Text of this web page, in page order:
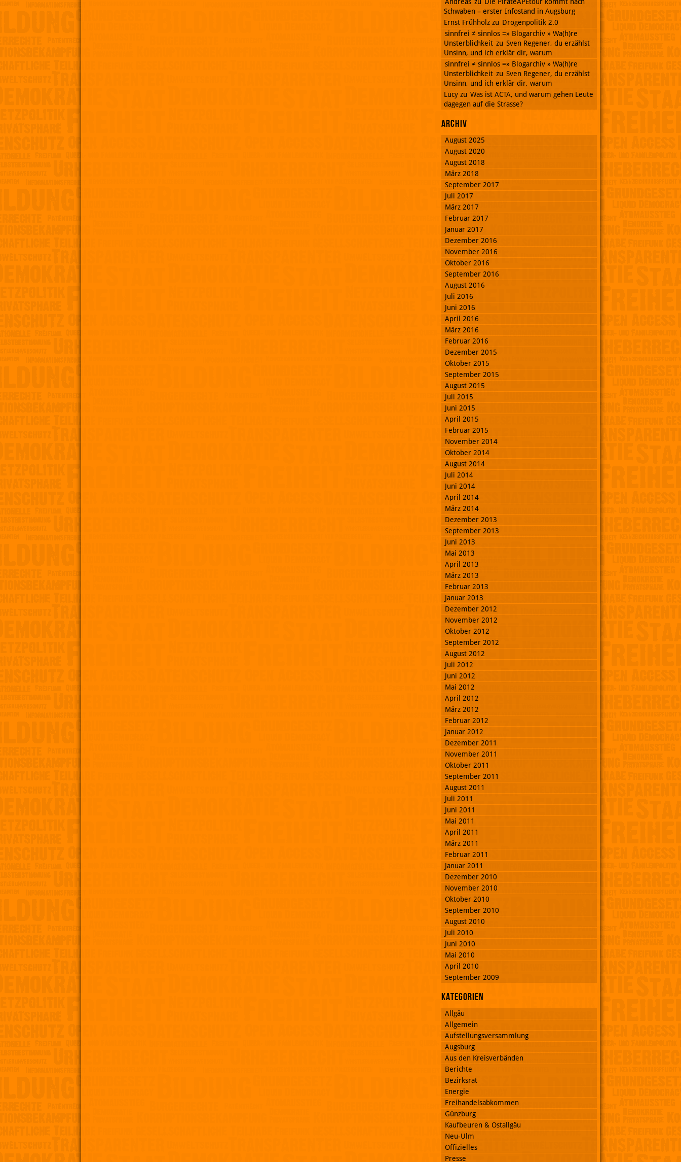
Schwaben – erster Infostand in Augsburg
Ernst Frühholz zu Drogenpolitik 2.0
sinnfrei ≠ sinnlos =» Blogarchiv » Wa(h)re
Unsterblichkeit zu Sven Regener, du erzählst
Unsinn, und ich erklär dir, warum
sinnfrei ≠ sinnlos =» Blogarchiv » Wa(h)re
Unsterblichkeit zu Sven Regener, du erzählst
Unsinn, und ich erklär dir, warum
Lucy zu Was ist ACTA, und warum gehen Leute
dagegen auf die Strasse?
Archiv
August 2025
August 2020
August 2018
März 2018
September 2017
Juli 2017
März 2017
Februar 2017
Januar 2017
Dezember 2016
November 2016
Oktober 2016
September 2016
August 2016
Juli 2016
Juni 2016
April 2016
März 2016
Februar 2016
Dezember 2015
Oktober 2015
September 2015
August 2015
Juli 2015
Juni 2015
April 2015
Februar 2015
November 2014
Oktober 2014
August 2014
Juli 2014
Juni 2014
April 2014
März 2014
Dezember 2013
September 2013
Juni 2013
Mai 2013
April 2013
März 2013
Februar 2013
Januar 2013
Dezember 2012
November 2012
Oktober 2012
September 2012
August 2012
Juli 2012
Juni 2012
Mai 2012
April 2012
März 2012
Februar 2012
Januar 2012
Dezember 2011
November 2011
Oktober 2011
September 2011
August 2011
Juli 2011
Juni 2011
Mai 2011
April 2011
März 2011
Februar 2011
Januar 2011
Dezember 2010
November 2010
Oktober 2010
September 2010
August 2010
Juli 2010
Juni 2010
Mai 2010
April 2010
September 2009
Kategorien
Allgäu
Allgemein
Aufstellungsversammlung
Augsburg
Aus den Kreisverbänden
Berichte
Bezirksrat
Energie
Freihandelsabkommen
Günzburg
Kaufbeuren & Ostallgäu
Neu-Ulm
Offizielles
Presse